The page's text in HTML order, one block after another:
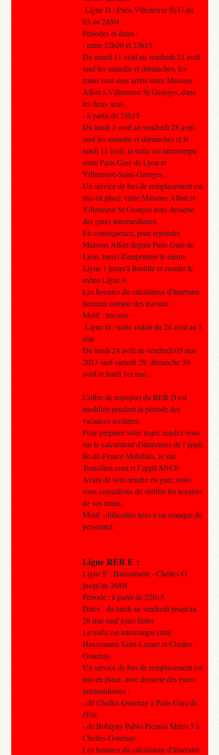
Ligne D : Paris-Villeneuve St-G du
03 au 28/04
Périodes et dates :
- entre 22h30 et 23h15
Du mardi 11 avril au vendredi 21 avril
sauf les samedis et dimanches, les
trains sont sans arrêts entre Maisons
Alfort à Villeneuve St Georges, dans
les deux sens.
- à partir de 23h15
Du lundi 3 avril au vendredi 28 avril
sauf les samedis et dimanches et le
lundi 11 avril, le trafic est interrompu
entre Paris Gare de Lyon et
Villeneuve-Saint-Georges.
Un service de bus de remplacement est
mis en place, entre Maisons Alfort et
Villeneuve St Georges avec desserte
des gares intermédiaires.
En conséquence, pour rejoindre
Maisons Alfort depuis Paris Gare de
Lyon, merci d'emprunter le métro
Ligne 1 jusqu'à Bastille et ensuite le
métro Ligne 8.
Les horaires du calculateur d'itinéraire
tiennent compte des travaux.
Motif : travaux.
Ligne D : trafic réduit du 24 avril au 5
mai
Du lundi 24 avril au vendredi 05 mai
2023 sauf samedi 29, dimanche 30
avril et lundi 1er mai :
L’offre de transport du RER D est
modifiée pendant la période des
vacances scolaires.
Pour préparer votre trajet, rendez-vous
sur le calculateur d'itinéraires de l’appli
Ile-de-France Mobilités, le site
Transilien.com et l’appli SNCF.
Avant de vous rendre en gare, nous
vous conseillons de vérifier les horaires
de vos trains.
Motif : difficultés liées à un manque de
personnel.
Ligne RER E :
Ligne E : Haussmann - Chelles-G
jusqu'au 26/05
Période : à partir de 22h15
Dates : du lundi au vendredi jusqu'au
26 mai sauf jours fériés
Le trafic est interrompu entre
Haussmann Saint-Lazare et Chelles -
Gournay.
Un service de bus de remplacement est
mis en place, avec desserte des gares
intermédiaires :
- de Chelles Gournay à Paris Gare de
l'Est,
- de Bobigny Pablo Picasso Métro 5 à
Chelles-Gournay.
Les horaires du calculateur d'itinéraire